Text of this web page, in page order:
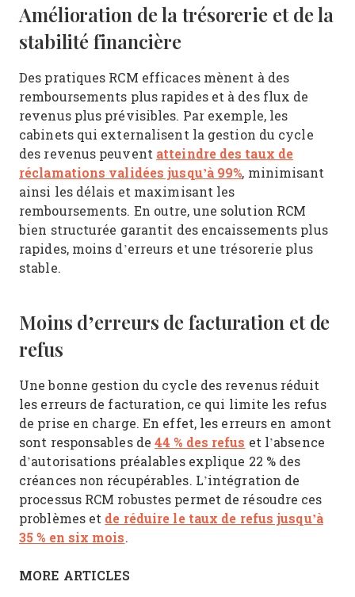
Amélioration de la trésorerie et de la
stabilité financière
Des pratiques RCM efficaces mènent à des
remboursements plus rapides et à des flux de
revenus plus prévisibles. Par exemple, les
cabinets qui externalisent la gestion du cycle
des revenus peuvent atteindre des taux de
réclamations validées jusqu’à 99%, minimisant
ainsi les délais et maximisant les
remboursements. En outre, une solution RCM
bien structurée garantit des encaissements plus
rapides, moins d’erreurs et une trésorerie plus
stable.
Moins d’erreurs de facturation et de
refus
Une bonne gestion du cycle des revenus réduit
les erreurs de facturation, ce qui limite les refus
de prise en charge. En effet, les erreurs en amont
sont responsables de44 % des refus et l’absence
d’autorisations préalables explique 22 % des
créances non récupérables. L’intégration de
processus RCM robustes permet de résoudre ces
problèmes et de réduire le taux de refus jusqu’à
35 % en six mois.
MORE ARTICLES